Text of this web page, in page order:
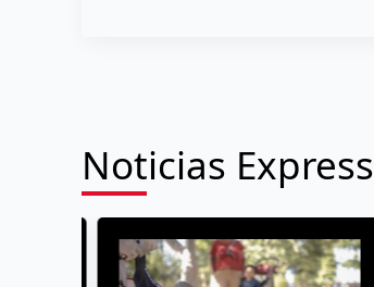
Noticias Express